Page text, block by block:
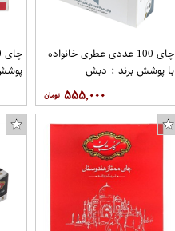
چای 100 عددی عطری خانواده
با پوشش برند : دبش
۵۵۵,۰۰۰